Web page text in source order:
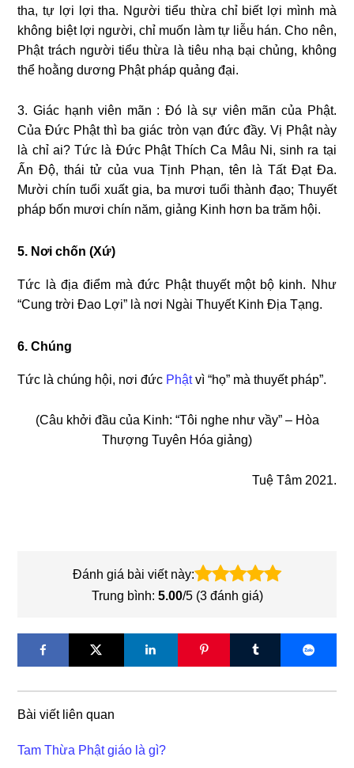
tha, tự lợi lợi tha. Người tiểu thừa chỉ biết lợi mình mà
không biệt lợi người, chỉ muốn làm tự liễu hán. Cho nên,
Phật trách người tiểu thừa là tiêu nhạ bại chủng, không
thể hoằng dương Phật pháp quảng đại.
3. Giác hạnh viên mãn : Ðó là sự viên mãn của Phật.
Của Đức Phật thì ba giác tròn vạn đức đầy. Vị Phật này
là chỉ ai? Tức là Ðức Phật Thích Ca Mâu Ni, sinh ra tại
Ấn Ðộ, thái tử của vua Tịnh Phạn, tên là Tất Ðạt Ða.
Mười chín tuổi xuất gia, ba mươi tuổi thành đạo; Thuyết
pháp bốn mươi chín năm, giảng Kinh hơn ba trăm hội.
5. Nơi chốn (Xứ)
Tức là địa điểm mà đức Phật thuyết một bộ kinh. Như
“Cung trời Ðao Lợi” là nơi Ngài Thuyết Kinh Địa Tạng.
6. Chúng
Tức là chúng hội, nơi đức Phậtvì “họ” mà thuyết pháp”.
(Câu khởi đầu của Kinh: “Tôi nghe như vầy” – Hòa
Thượng Tuyên Hóa giảng)
Tuệ Tâm 2021.
Đánh giá bài viết này:
Trung bình: 5.00/5 (3đánh giá)
Bài viết liên quan
Tam Thừa Phật giáo là gì?